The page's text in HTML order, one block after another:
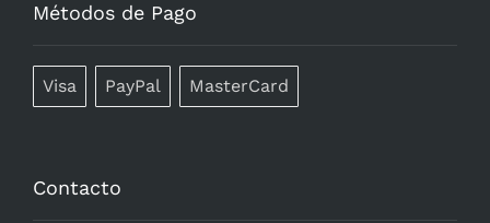
Métodos de Pago
Visa PayPal MasterCard
Contacto